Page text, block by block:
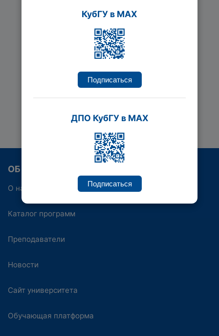
Повышение эффективности
и прибыльности компании
через HR-инструменты
ОБ ИППК
О нас
Каталог программ
Преподаватели
Новости
Сайт университета
Обучающая платформа
КубГУ в MAX
Подписаться
ДПО КубГУ в MAX
Подписаться